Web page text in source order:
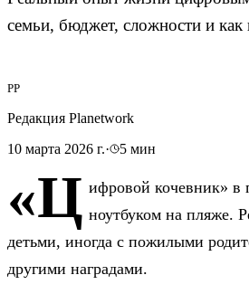
семьи, бюджет, сложности и как
РP
Редакция Planetwork
10 марта 2026 г.· 5 мин
«Ц ифровой кочевник» в
ноутбуком на пляже.
детьми, иногда с пожилыми
другими наградами.